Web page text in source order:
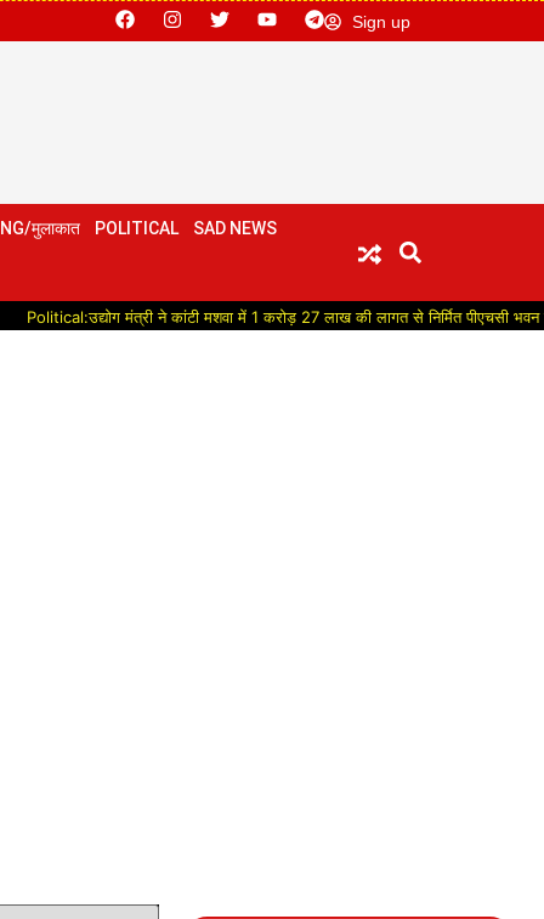
Sign up
मुलाकात POLITICAL SAD NEWS
मंत्री ने कांटी मशवा में 1 करोड़ 27 लाख की लागत से निर्मित पीएचसी भवन का किया